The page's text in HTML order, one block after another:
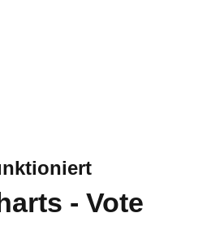
- Vote